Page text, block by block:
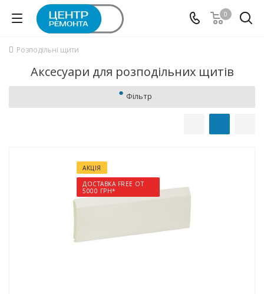
0
Розподільні щити
Аксесуари для розподільних щитів
Фільтр
АКЦІЯ
ДОСТАВКА FREE ОТ
5000 ГРН*